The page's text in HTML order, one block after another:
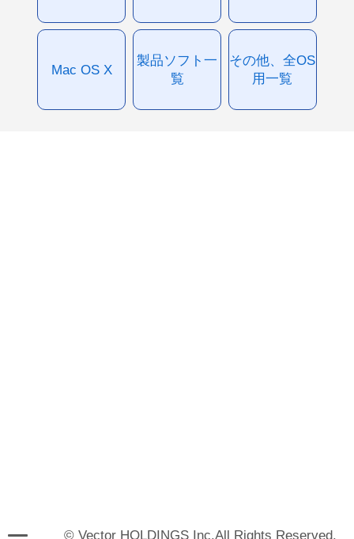
Mac OS X
製品ソフト一
覧
その他、全OS
用一覧
© Vector HOLDINGS Inc.All Rights Reserved.